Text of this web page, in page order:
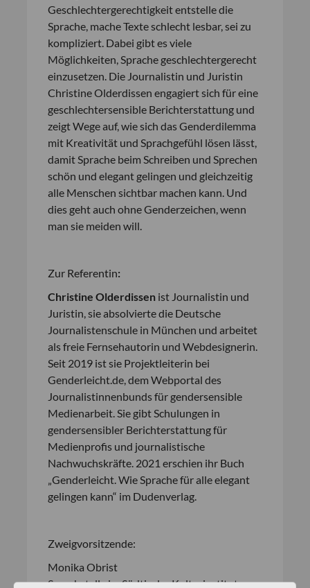
Geschlechtergerechtigkeit entstelle die
Sprache, mache Texte schlecht lesbar, sei zu
kompliziert. Dabei gibt es viele
Möglichkeiten, Sprache geschlechtergerecht
einzusetzen. Die Journalistin und Juristin
Christine Olderdissen engagiert sich für eine
geschlechtersensible Berichterstattung und
zeigt Wege auf, wie sich das Genderdilemma
mit Kreativität und Sprachgefühl lösen lässt,
damit Sprache beim Schreiben und Sprechen
schön und elegant gelingen und gleichzeitig
alle Menschen sichtbar machen kann. Und
dies geht auch ohne Genderzeichen, wenn
man sie meiden will.
Zur Referentin:
Christine Olderdissen ist Journalistin und
Juristin, sie absolvierte die Deutsche
Journalistenschule in München und arbeitet
als freie Fernsehautorin und Webdesignerin.
Seit 2019 ist sie Projektleiterin bei
Genderleicht.de, dem Webportal des
Journalistinnenbunds für gendersensible
Medienarbeit. Sie gibt Schulungen in
gendersensibler Berichterstattung für
Medienprofis und journalistische
Nachwuchskräfte. 2021 erschien ihr Buch
„Genderleicht. Wie Sprache für alle elegant
gelingen kann“ im Dudenverlag.
Zweigvorsitzende:
Monika Obrist
Sprachstelle im Südtiroler Kulturinstitut